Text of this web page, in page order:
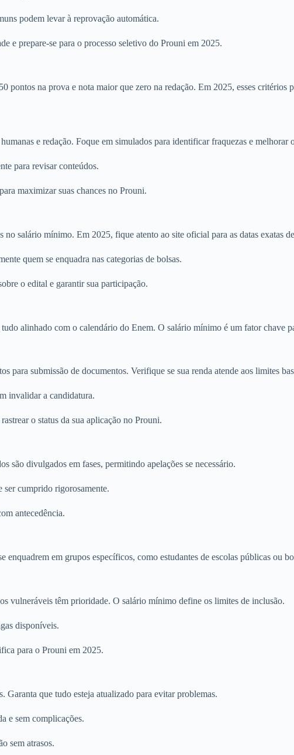
podem levar à reprovação automática.
e prepare-se para o processo seletivo do Prouni em 2025.
na prova e nota maior que zero na redação. Em 2025, esses critérios
e redação. Foque em simulados para identificar fraquezas e melhorar
para revisar conteúdos.
maximizar suas chances no Prouni.
salário mínimo. Em 2025, fique atento ao site oficial para as datas exatas
quem se enquadra nas categorias de bolsas.
o edital e garantir sua participação.
alinhado com o calendário do Enem. O salário mínimo é um fator chave
para submissão de documentos. Verifique se sua renda atende aos limites
invalidar a candidatura.
o status da sua aplicação no Prouni.
são divulgados em fases, permitindo apelações se necessário.
ser cumprido rigorosamente.
antecedência.
em grupos específicos, como estudantes de escolas públicas ou
vulneráveis têm prioridade. O salário mínimo define os limites de inclusão.
disponíveis.
para o Prouni em 2025.
Garanta que tudo esteja atualizado para evitar problemas.
e sem complicações.
sem atrasos.